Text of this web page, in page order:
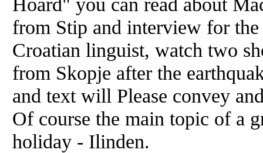
from Stip and interview for
Croatian linguist, watch two
from Skopje after the
and text will Please convey
Of course the main topic of a
holiday - Ilinden.